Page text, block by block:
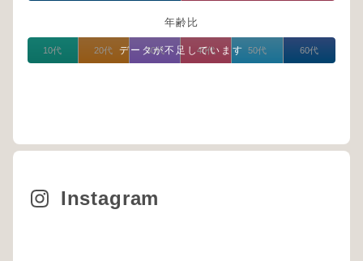
年齢比
データが不足しています
10代 20代 30代 40代 50代 60代
Instagram